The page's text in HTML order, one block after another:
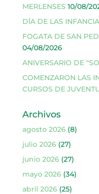
MERLENSES 10/08/
DÍA DE LAS
FOGATA DE SAN
04/08/2026
ANIVERSARIO DE
COMENZARON LAS
CURSOS DE
Archivos
agosto 2026(8)
julio 2026(27)
junio 2026(27)
mayo 2026(34)
abril 2026(25)